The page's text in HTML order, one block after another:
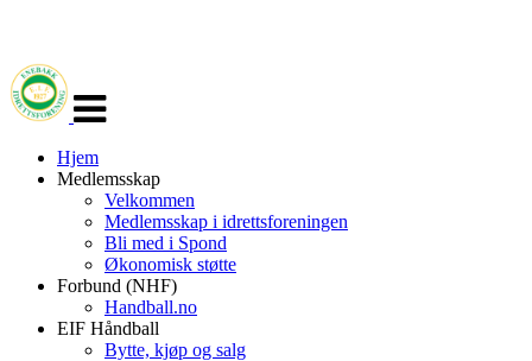
navigasjon
Hjem
Medlemsskap
Velkommen
Medlemsskap i idrettsforeningen
Bli med i Spond
Økonomisk støtte
Forbund (NHF)
Handball.no
EIF Håndball
Bytte, kjøp og salg